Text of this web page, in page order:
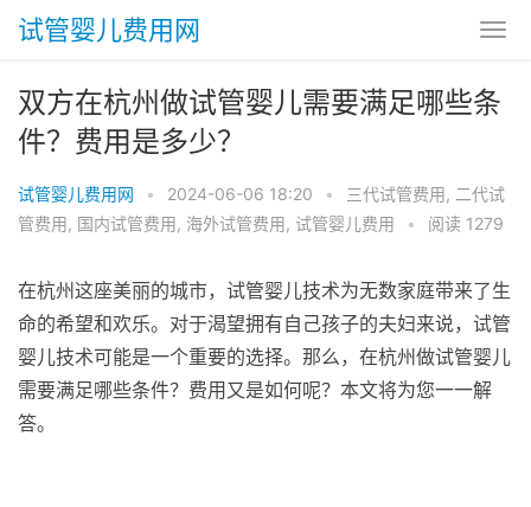
试管婴儿费用网
双方在杭州做试管婴儿需要满足哪些条
件？费用是多少？
试管婴儿费用网 • 2024-06-06 18:20 • 三代试管费用, 二代试
管费用, 国内试管费用, 海外试管费用, 试管婴儿费用 • 阅读 1279
在杭州这座美丽的城市，试管婴儿技术为无数家庭带来了生
命的希望和欢乐。对于渴望拥有自己孩子的夫妇来说，试管
婴儿技术可能是一个重要的选择。那么，在杭州做试管婴儿
需要满足哪些条件？费用又是如何呢？本文将为您一一解
答。